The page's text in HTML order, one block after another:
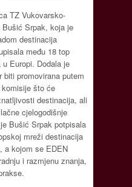
TZ Vukovarsko-
Srpak, koja je
destinacija
među 18 top
Europi. Dodala je
promovirana putem
što će
destinacija, ali
cjelogodišnje
Bušić Srpak potpisala
mreži destinacija
a kojom se EDEN
i razmjenu znanja,